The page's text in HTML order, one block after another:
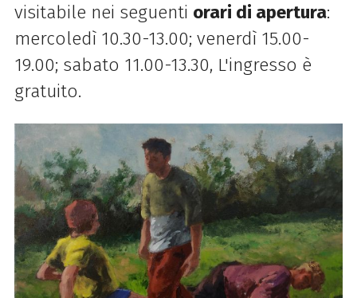
visitabile nei seguenti orari di apertura:
mercoledì 10.30-13.00; venerdì15.00-
19.00; sabato 11.00-13.30, L'ingresso è
gratuito.